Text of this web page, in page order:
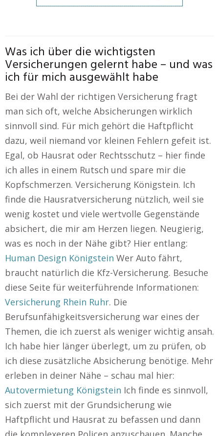
Was ich über die wichtigsten
Versicherungen gelernt habe – und was
ich für mich ausgewählt habe
Bei der Wahl der richtigen Versicherung fragt
man sich oft, welche Absicherungen wirklich
sinnvoll sind. Für mich gehört die Haftpflicht
dazu, weil niemand vor kleinen Fehlern gefeit ist.
Egal, ob Hausrat oder Rechtsschutz – hier finde
ich alles in einem Rutsch und spare mir die
Kopfschmerzen. Versicherung Königstein. Ich
finde die Hausratversicherung nützlich, weil sie
wenig kostet und viele wertvolle Gegenstände
absichert, die mir am Herzen liegen. Neugierig,
was es noch in der Nähe gibt? Hier entlang:
Human Design Königstein Wer Auto fährt,
braucht natürlich die Kfz-Versicherung. Besuche
diese Seite für weiterführende Informationen:
Versicherung Rhein Ruhr. Die
Berufsunfähigkeitsversicherung war eines der
Themen, die ich zuerst als weniger wichtig ansah.
Ich habe hier länger überlegt, um zu prüfen, ob
ich diese zusätzliche Absicherung benötige. Mehr
erleben in deiner Nähe – schau mal hier:
Autovermietung Königstein Ich finde es sinnvoll,
sich zuerst mit der Grundsicherung wie
Haftpflicht und Hausrat zu befassen und dann